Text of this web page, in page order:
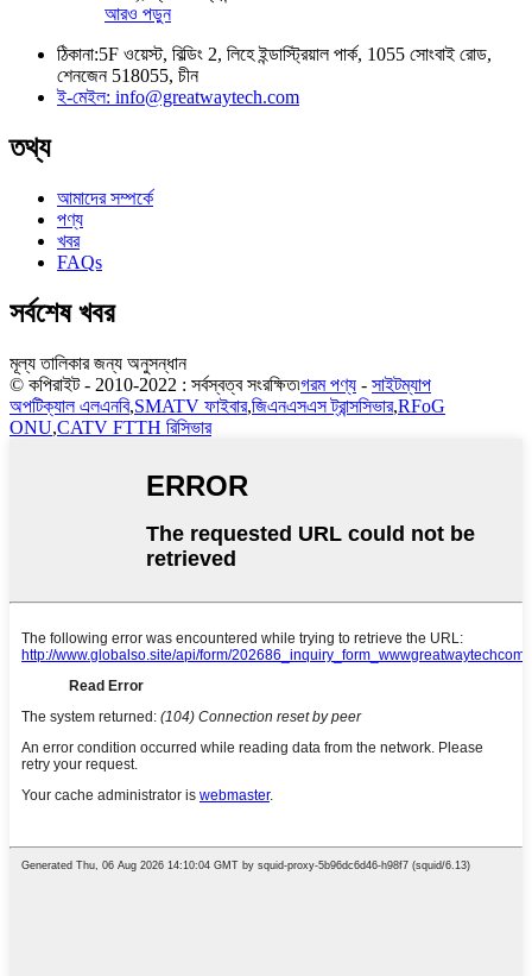
আরও পড়ুন
ঠিকানা:5F ওয়েস্ট, বিল্ডিং 2, লিহে ইন্ডাস্ট্রিয়াল পার্ক, 1055 সোংবাই রোড,
শেনজেন 518055, চীন
ই-মেইল: info@greatwaytech.com
তথ্য
আমাদের সম্পর্কে
পণ্য
খবর
FAQs
সর্বশেষ খবর
মূল্য তালিকার জন্য অনুসন্ধান
© কপিরাইট - 2010-2022 : সর্বস্বত্ব সংরক্ষিত৷গরম পণ্য - সাইটম্যাপ
অপটিক্যাল এলএনবি,SMATV ফাইবার,জিএনএসএস ট্রান্সসিভার,RFoG
ONU,CATV FTTH রিসিভার